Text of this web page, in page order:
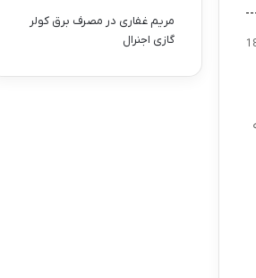
مریم غفاری در مصرف برق کولر
گازی اجنرال